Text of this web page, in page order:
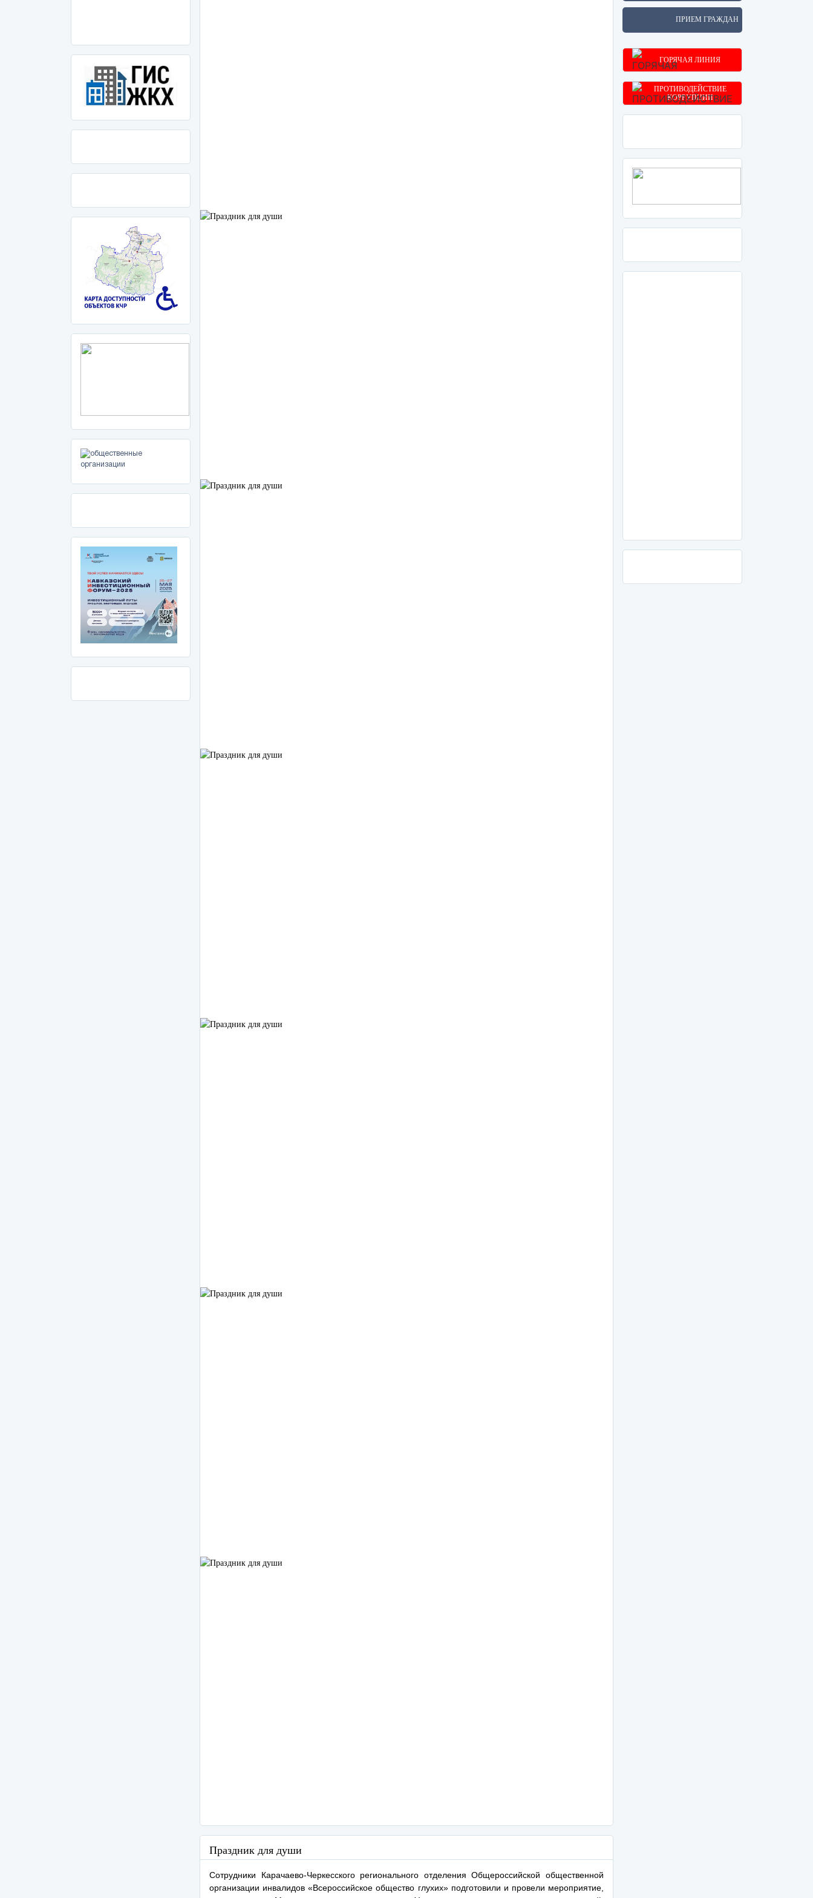
Праздник для души
Сотрудники Карачаево-Черкесского регионального отделения Общероссийской общественной
организации инвалидов «Всероссийское общество глухих» подготовили и провели мероприятие,
ПРИЕМ ГРАЖДАН
ГОРЯЧАЯ ЛИНИЯ
ПРОТИВОДЕЙСТВИЕ
КОРРУПЦИИ